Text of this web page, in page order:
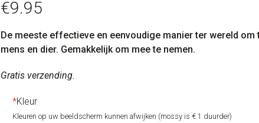
€9.95
De meeste effectieve en eenvoudige manier ter wereld
mens en dier. Gemakkelijk om mee te nemen.
Gratis verzending.
*Kleur
Kleuren op uw beeldscherm kunnen afwijken (mossy is € 1 duurder)